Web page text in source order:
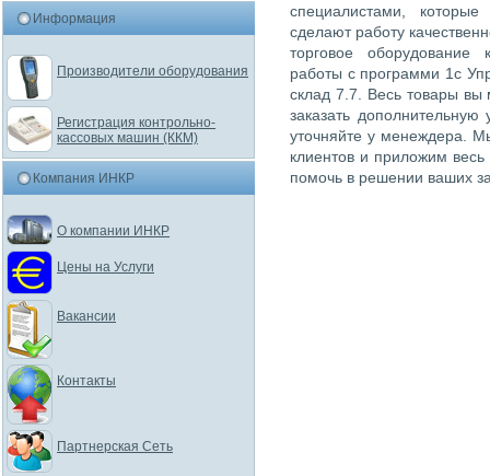
специалистами,
сделают работу
торговое оборудование
работы с программи 1с
склад 7.7. Весь товары вы
заказать
уточняйте у менеждера.
клиентов и приложим
помочь в решении ваших
Информация
Производители оборудования
Регистрация контрольно-
кассовых машин (ККМ)
Компания ИНКР
О компании ИНКР
Цены на Услуги
Вакансии
Контакты
Партнерская Сеть